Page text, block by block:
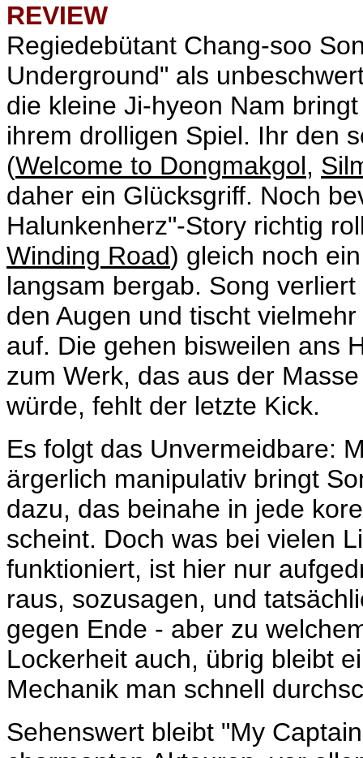
REVIEW
Regiedebütant Chang-soo
Underground" als
die kleine Ji-hyeon Nam
ihrem drolligen Spiel. Ihr den
(Welcome to Dongmakgol,
daher ein Glücksgriff. Noch
Halunkenherz"-Story richtig
Winding Road) gleich noch
langsam bergab. Song
den Augen und tischt
auf. Die gehen bisweilen ans
zum Werk, das aus der
würde, fehlt der letzte Kick.
Es folgt das Unvermeidbare:
ärgerlich manipulativ bringt
dazu, das beinahe in jede
scheint. Doch was bei vielen
funktioniert, ist hier nur
raus, sozusagen, und
gegen Ende - aber zu
Lockerheit auch, übrig bleibt
Mechanik man schnell
Sehenswert bleibt "My